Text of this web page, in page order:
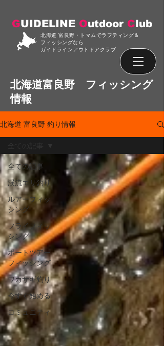
GUIDELINE Outdoor Club
北海道 富良野・トマムでラフティング＆
フィッシングなら
ガイドラインアウトドアクラブ
北海道富良野 フィッシング
情報
北海道 富良野 釣り情報
全ての記事
渓流エサ釣り
ルアーフィッ
シング
フライフィッ
シング
ボートツアー
フィッシング
ワカサギ釣り
今すぐ始める
コミュニティ